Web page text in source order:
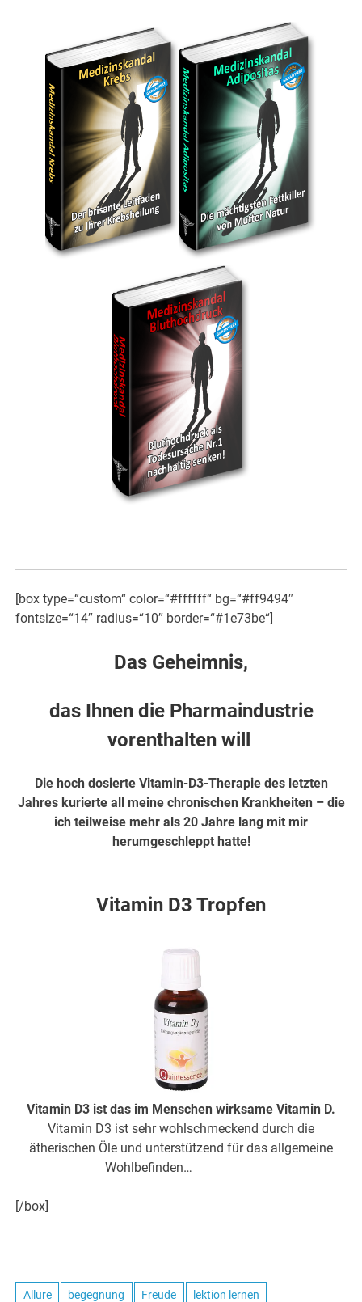
[box type=“custom“ color=“#ffffff“ bg=“#ff9494″
fontsize=“14″ radius=“10″ border=“#1e73be“]
Das Geheimnis,
das Ihnen die Pharmaindustrie
vorenthalten will
Die hoch dosierte Vitamin-D3-Therapie des letzten
Jahres kurierte all meine chronischen Krankheiten – die
ich teilweise mehr als 20 Jahre lang mit mir
herumgeschleppt hatte!
Vitamin D3 Tropfen
Vitamin D3 ist das im Menschen wirksame Vitamin D.
Vitamin D3 ist sehr wohlschmeckend durch die
ätherischen Öle und unterstützend für das allgemeine
Wohlbefinden…
[/box]
Allure begegnung Freude lektion lernen